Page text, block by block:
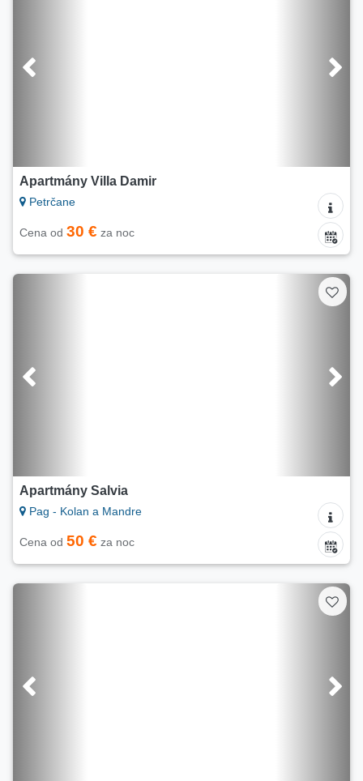
Apartmány Villa Damir
Petrčane
Cena od 30 € za noc
Apartmány Salvia
Pag - Kolan a Mandre
Cena od 50 € za noc